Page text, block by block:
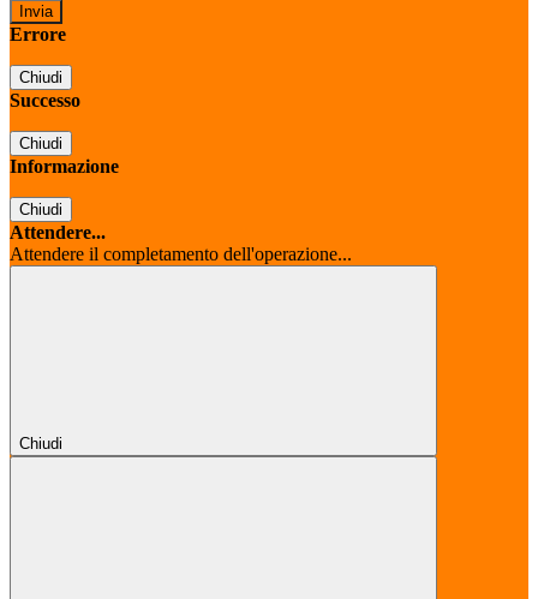
Errore
Chiudi
Successo
Chiudi
Informazione
Chiudi
Attendere...
Attendere il completamento dell'operazione...
Chiudi